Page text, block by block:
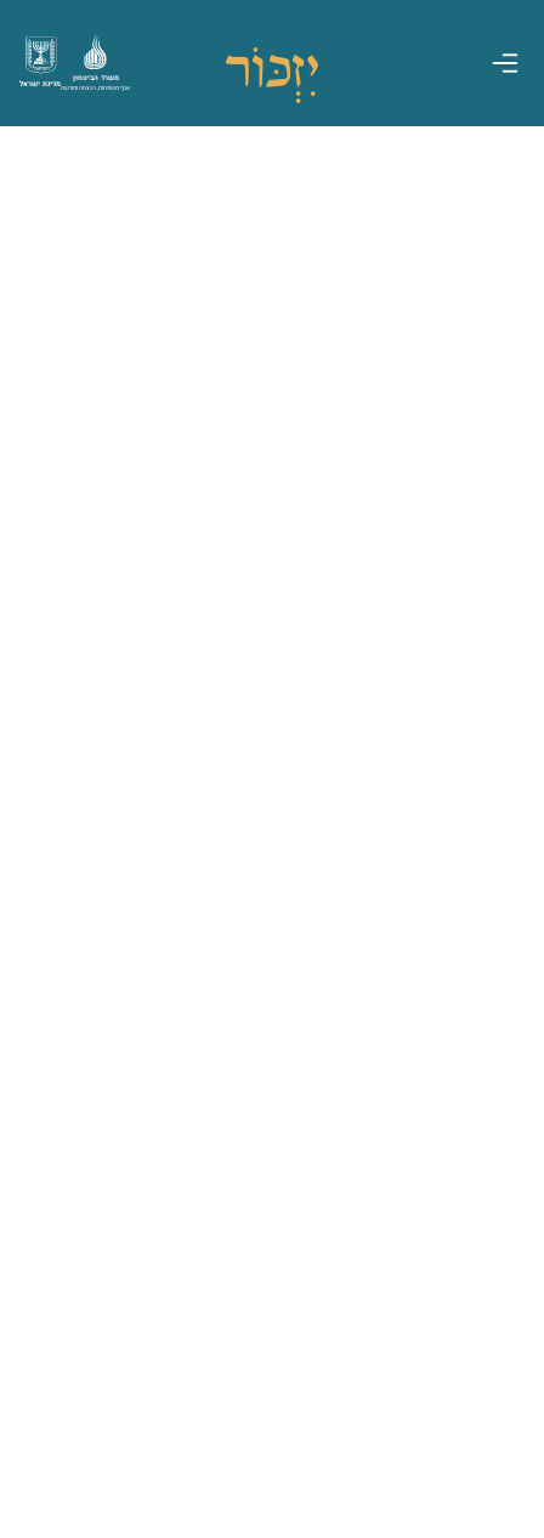
מדינת ישראל
משרד הביטחון
אגף משפחות, הנצחה ומורשת